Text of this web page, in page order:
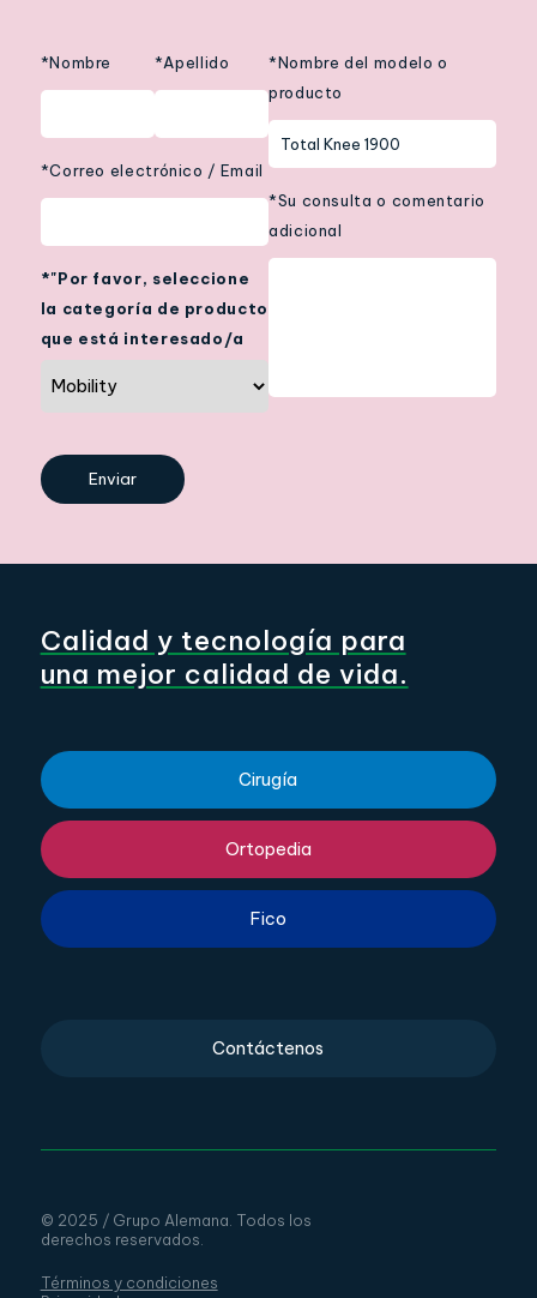
*Nombre *Apellido
*Correo electrónico / Email
*"Por favor, seleccione
la categoría de producto
que está interesado/a
*Nombre del modelo o
producto
*Su consulta o comentario
adicional
Calidad y tecnología para
una mejor calidad de vida.
Cirugía
Ortopedia
Fico
Contáctenos
© 2025 / Grupo Alemana. Todos los
derechos reservados.
Términos y condiciones